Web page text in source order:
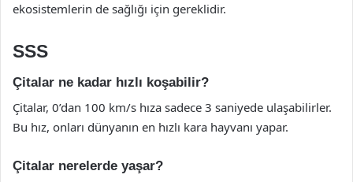
ekosistemlerin de sağlığı için gereklidir.
SSS
Çitalar ne kadar hızlı koşabilir?
Çitalar, 0’dan 100 km/s hıza sadece 3 saniyede ulaşabilirler.
Bu hız, onları dünyanın en hızlı kara hayvanı yapar.
Çitalar nerelerde yaşar?